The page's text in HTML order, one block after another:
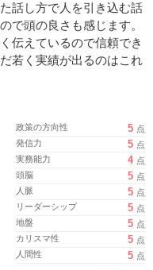
話し方で人を引き込む話
で頭の良さも感じます。
伝えているので信頼でき
若く実績が出るのはこれ
政策の方向性 5 点
発信力
5 点
実務能力
4 点
頭脳
5 点
人脈
5 点
リーダーシップ
5 点
地盤
5 点
カリスマ性
5 点
人間性
5 点